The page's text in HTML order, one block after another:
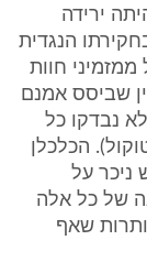
ירידה
הנגדית
חוות
שביסס אמנם
נבדקו כל
עד תום (עמ' 75 לפרוטוקול). הכלכלן
ניכר על
של כל אלה
שאף